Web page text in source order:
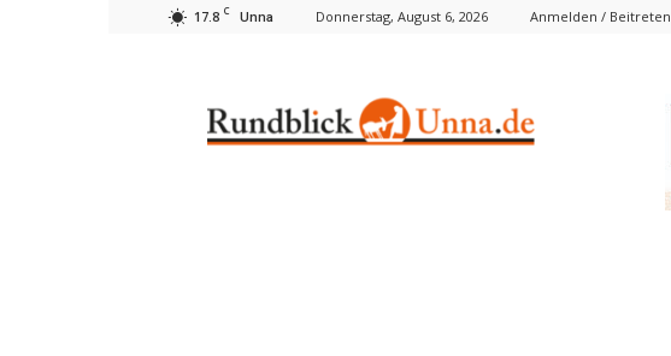
17.8 C Unna Donnerstag, August 6, 2026 Anmelden / Beitreten